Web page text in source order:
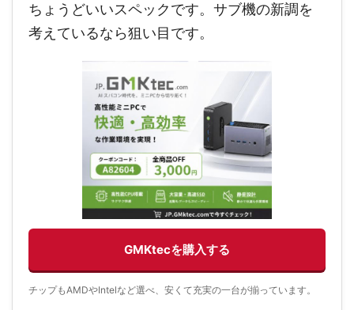
ちょうどいいスペックです。サブ機の新調を
考えているなら狙い目です。
GMKtecを購入する
チップもAMDやIntelなど選べ、安くて充実の一台が揃っています。